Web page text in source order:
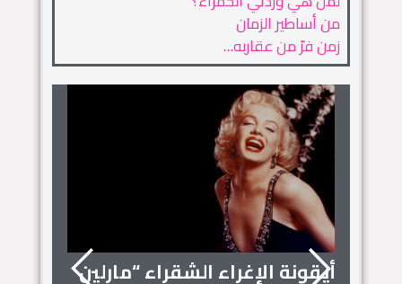
من أساطير الزمان
زمن فرّ من عقاربه…
أيقونة الإغراء الشقراء “مارلين